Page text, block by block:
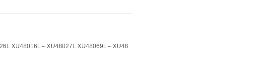
XU48016L～XU48027L XU48069L～XU48